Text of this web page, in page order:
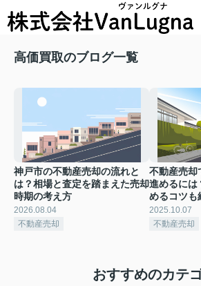
高価買取のブログ一覧
神戸市の不動産売却の流れと
は？相場と査定を踏まえた売却
時期の考え方
2026.08.04
不動産売却
不動産売却
進めるには
めるコツも
2025.10.07
不動産売却
おすすめのカテ